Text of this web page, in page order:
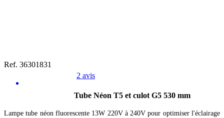
Ref. 36301831
2 avis
Tube Néon T5 et culot G5 530 mm
Lampe tube néon fluorescente 13W 220V à 240V pour optimiser l'éclairage